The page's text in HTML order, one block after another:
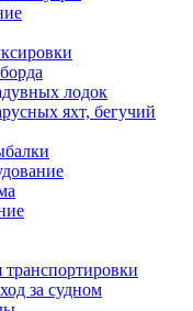
лодок
яхт, бегучий
за судном